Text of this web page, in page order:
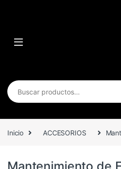
Buscar por:
Inicio ACCESORIOS